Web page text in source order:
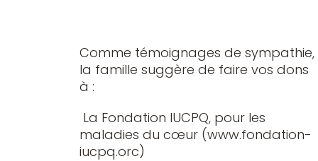
Comme témoignages de sympathie,
la famille suggère de faire vos dons
à :
La Fondation IUCPQ, pour les
maladies du cœur (www.fondation-
iucpq.orc)